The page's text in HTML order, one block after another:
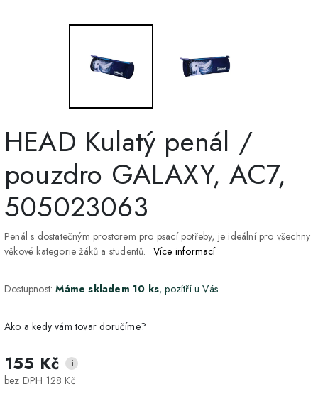
HEAD Kulatý penál /
pouzdro GALAXY, AC7,
505023063
Penál s dostatečným prostorem pro psací potřeby, je ideální pro všechny
věkové kategorie žáků a studentů. Více informací
Dostupnost:Máme skladem 10 ks, pozítří u Vás
Ako a kedy vám tovar doručíme?
DPD Home - doručenie
na adresu
155 Kč i
bez DPH 128 Kč